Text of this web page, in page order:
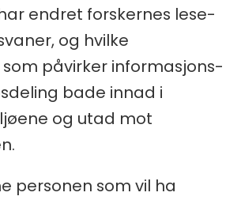
endret forskernes lese-
og hvilke
påvirker informasjons-
bade innad i
og utad mot
personen som vil ha